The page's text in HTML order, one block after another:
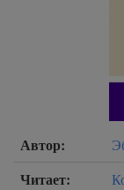
Автор:
Читает: